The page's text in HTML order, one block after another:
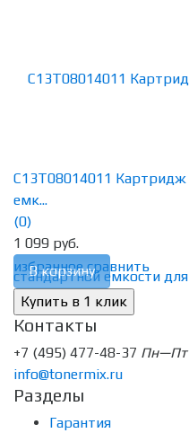
избранное сравнить
C13T08014011
емк...
(0)
1 099 руб.
В корзину
Контакты
+7 (495) 477-48-37 Пн—Пт
info@tonermix.ru
Разделы
Гарантия